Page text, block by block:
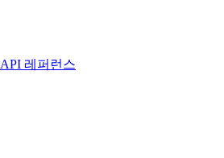
API 레퍼런스